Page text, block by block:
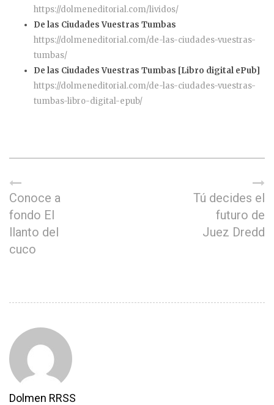
https://dolmeneditorial.com/lividos/
De las Ciudades Vuestras Tumbas
https://dolmeneditorial.com/de-las-ciudades-vuestras-
tumbas/
De las Ciudades Vuestras Tumbas [Libro digital ePub]
https://dolmeneditorial.com/de-las-ciudades-vuestras-
tumbas-libro-digital-epub/
Conoce a
fondo El
llanto del
cuco
Tú decides el
futuro de
Juez Dredd
Dolmen RRSS